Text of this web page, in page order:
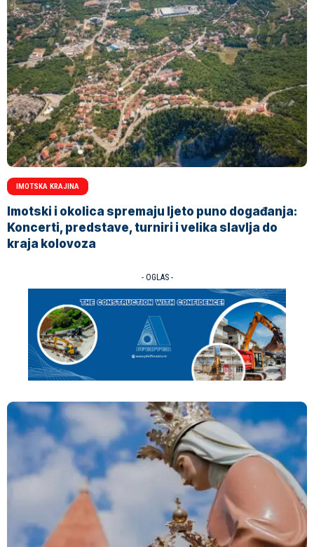
IMOTSKA KRAJINA
Imotski i okolica spremaju ljeto puno događanja:
Koncerti, predstave, turniri i velika slavlja do
kraja kolovoza
- OGLAS -